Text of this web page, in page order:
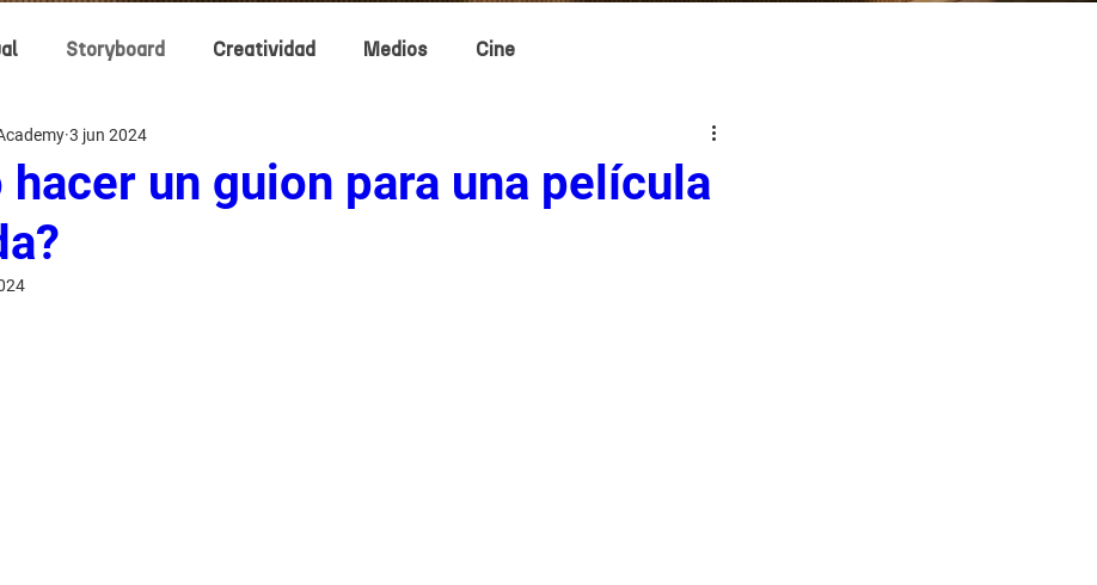
Storyboard Creatividad Medios Cine
3D Management
Fundamentos
hacer un guion para una película
3 jun 2024